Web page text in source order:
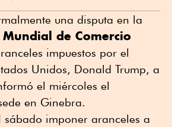
una disputa en la
de Comercio
impuestos por el
Unidos, Donald Trump, a
el miércoles el
en Ginebra.
sábado imponer aranceles a